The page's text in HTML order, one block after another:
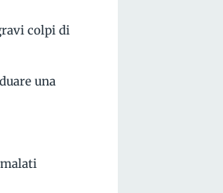
colpi di
una